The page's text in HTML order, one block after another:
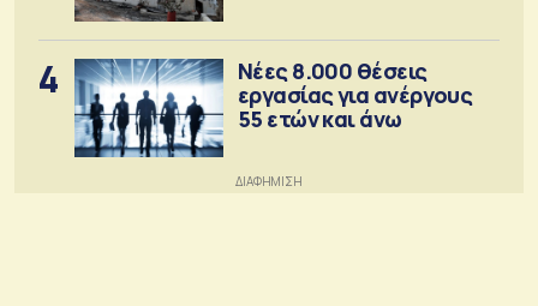
4
Νέες 8.000 θέσεις
εργασίας για ανέργους
55 ετών και άνω